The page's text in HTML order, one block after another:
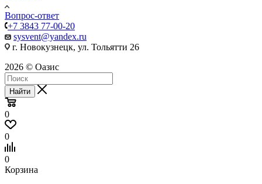
Вопрос-ответ
+7 3843 77-00-20
sysvent@yandex.ru
г. Новокузнецк, ул. Тольятти 26
2026 © Оазис
Найти
0
0
0
Корзина